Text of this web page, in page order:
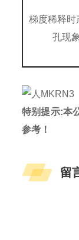
梯度稀释时
孔现
特别提示:本
参考！
留